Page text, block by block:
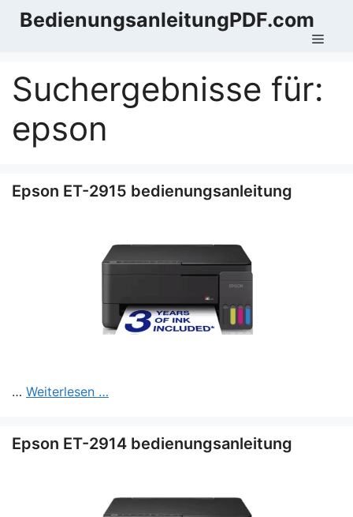
Zum
InhaltBedienungsanleitungPDF.com
Suchergebnisse für:
epson
Epson ET-2915 bedienungsanleitung
… Weiterlesen …
Epson ET-2914 bedienungsanleitung